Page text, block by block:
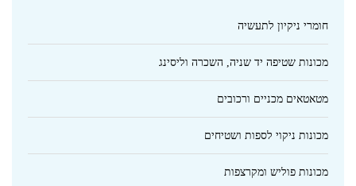
חומרי ניקיון לתעשיה
מכונות שטיפה יד שניה, השכרה וליסינג
מטאטאים מכניים ורכובים
מכונות ניקוי לספות ושטיחים
מכונות פוליש ומקרצפות